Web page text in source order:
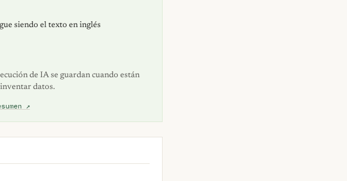
siendo el texto en inglés
de IA se guardan cuando están
datos.
↗